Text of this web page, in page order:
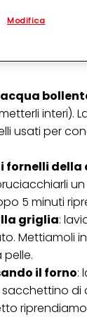
interi).
usati per
fornelli della
5 minuti
griglia:
Mettiamoli
il forno:
sacchettino
.
(rispettivamente
terzi, conservare
Puoi trovare
collegata nel piè di
qualsiasi momento
collegata nel piè
"modifica" di
Se fai clic su
per uno o più degli
tuoi dati personali
necessari per
Modifica